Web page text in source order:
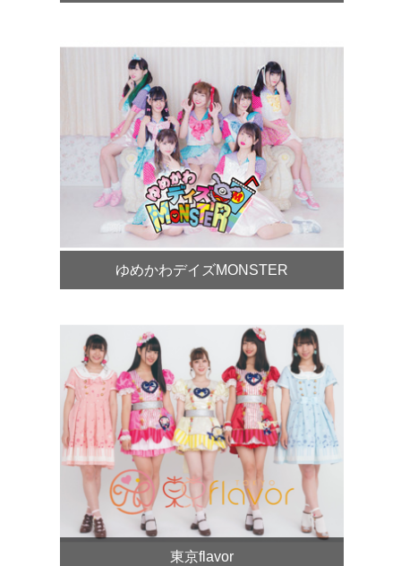
ゆめかわデイズMONSTER
東京flavor